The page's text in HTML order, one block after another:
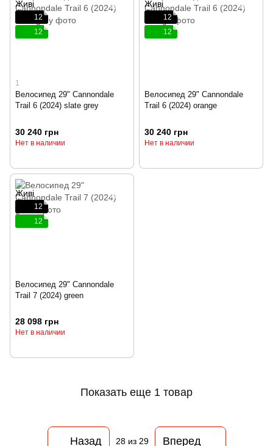
12
12
1
Велосипед 29" Cannondale
Trail 6 (2024) slate grey
30 240 грн
Нет в наличии
12
12
Велосипед 29" Cannondale
Trail 6 (2024) orange
30 240 грн
Нет в наличии
12
12
Велосипед 29" Cannondale
Trail 7 (2024) green
28 098 грн
Нет в наличии
Показать еще 1 товар
Назад 28из 29 Вперед